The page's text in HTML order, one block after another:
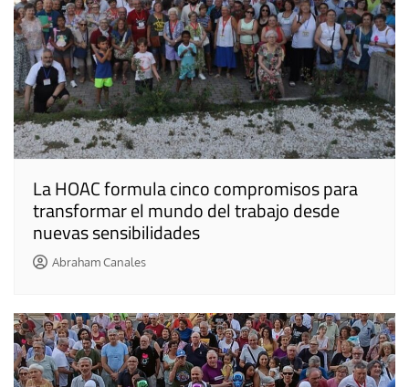
La HOAC formula cinco compromisos para
transformar el mundo del trabajo desde
nuevas sensibilidades
Abraham Canales